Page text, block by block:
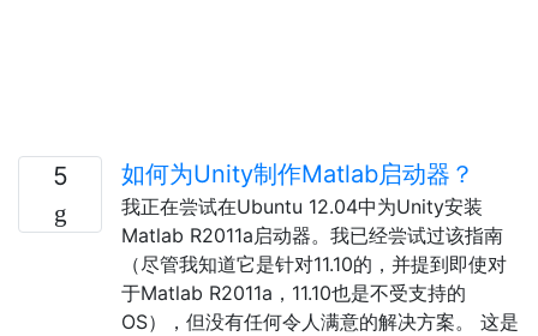
5 如何为Unity制作Matlab启动器？
我正在尝试在Ubuntu 12.04中为Unity安装
Matlab R2011a启动器。我已经尝试过该指南
（尽管我知道它是针对11.10的，并提到即使对
于Matlab R2011a，11.10也是不受支持的
OS），但没有任何令人满意的解决方案。 这是